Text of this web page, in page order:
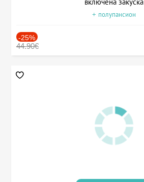
включена закуска
+ полупансион
-25%
44.90€